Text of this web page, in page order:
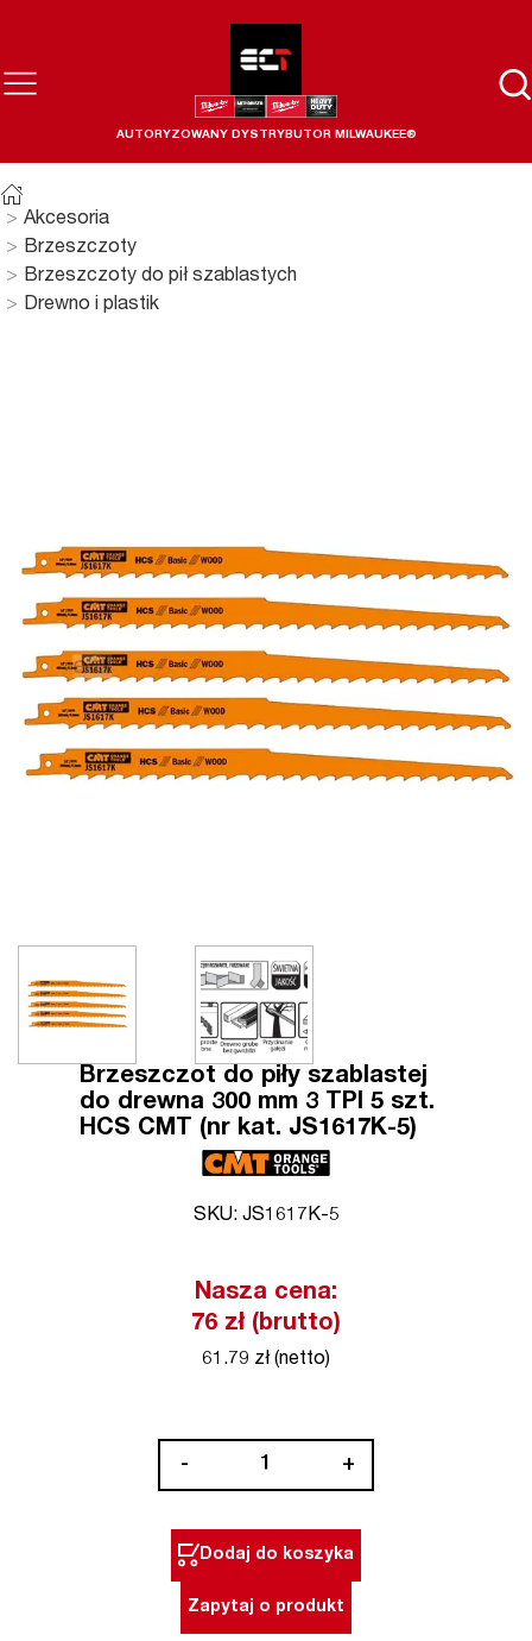
AUTORYZOWANY DYSTRYBUTOR MILWAUKEE®
Akcesoria
Brzeszczoty
Brzeszczoty do pił szablastych
Drewno i plastik
Brzeszczot do piły szablastej
do drewna 300 mm 3 TPI 5 szt.
HCS CMT (nr kat. JS1617K-5)
SKU: JS1617K-5
Nasza cena:
76 zł (brutto)
61.79 zł (netto)
-
piły
szablastej
+
Dodaj do koszyka
Zapytaj o produkt